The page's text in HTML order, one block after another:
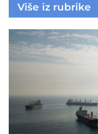
Više iz rubrike